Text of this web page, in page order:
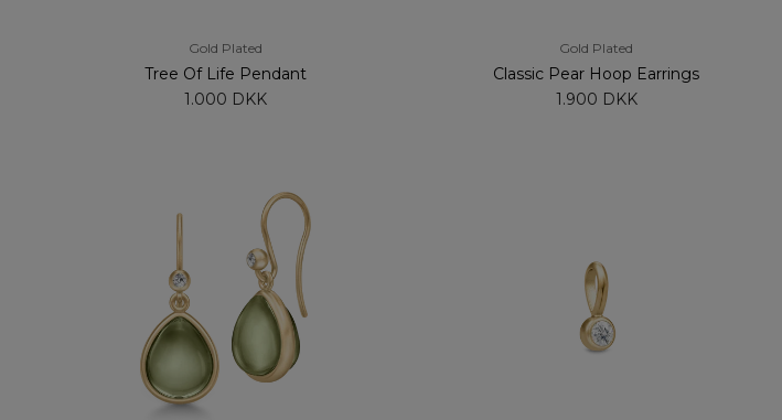
Gold Plated
Tree Of Life Pendant
1.000 DKK
Gold Plated
Classic Pear Hoop Earrings
1.900 DKK